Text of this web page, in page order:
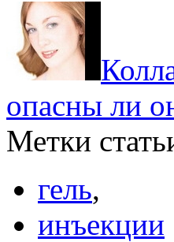
опасны ли
Метки
гель,
инъекции